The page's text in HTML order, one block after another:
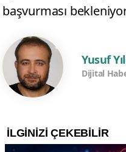
başvurması
Yusuf
Dijital